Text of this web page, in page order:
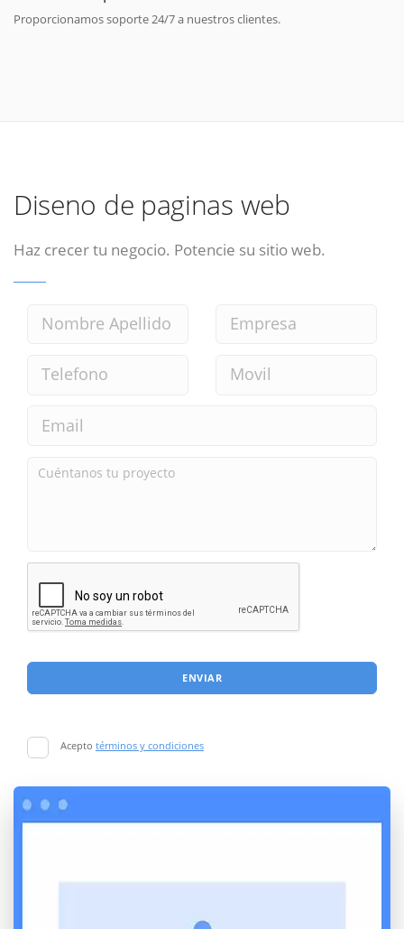
Proporcionamos soporte 24/7 a nuestros clientes.
Diseno de paginas web
Haz crecer tu negocio. Potencie su sitio web.
ENVIAR
Acepto términos y condiciones